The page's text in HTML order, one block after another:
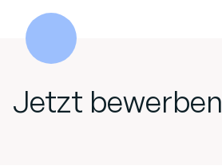
Jetzt bewerben